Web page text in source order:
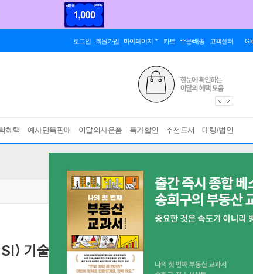
로그인 회원가입 마이페이지 카트 주문/배송 고객센터
혜택 예사단독판매 이달의사은품 특가할인 추천도서 대량/법인
기술, 시장 트렌드와 주요 기업별 사